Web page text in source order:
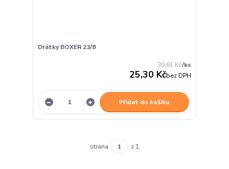
Drátky BOXER 23/8
30,61 Kč/ks
25,30 Kčbez DPH
Přidat do košíku
strana z 1